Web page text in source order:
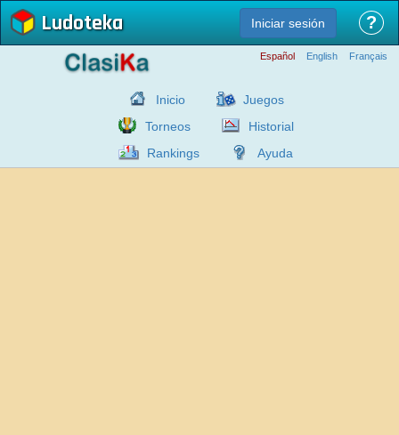
Ludoteka Iniciar sesión ?
Español English Français
Inicio
Juegos
Torneos
Historial
Rankings
Ayuda